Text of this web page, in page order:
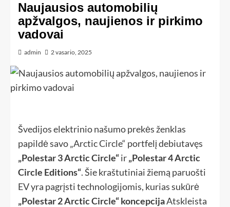
Naujausios automobilių
apžvalgos, naujienos ir pirkimo
vadovai
admin 2 vasario, 2025
Švedijos elektrinio našumo prekės ženklas
papildė savo „Arctic Circle“ portfelį debiutavęs
„Polestar 3 Arctic Circle“ir„Polestar 4 Arctic
Circle Editions“. Šie kraštutiniai žiemą paruošti
EV yra pagrįsti technologijomis, kurias sukūrė
„Polestar 2 Arctic Circle“ koncepcijaAtskleista